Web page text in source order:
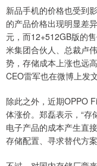
新品手机的价格也受到
的产品价格出现明显差
元，而12+512GB版的
米集团合伙人、总裁卢
势，存储成本上涨也远
CEO雷军也在微博上发
除此之外，近期OPPO
体涨价。郑磊表示，“
电子产品的成本产生直
存储配置、寻求替代方案